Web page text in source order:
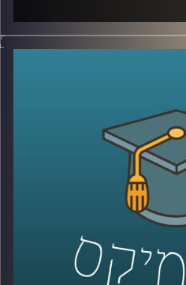
שאבות הומואים
נוספים של
קשורים ל"פרדוקס